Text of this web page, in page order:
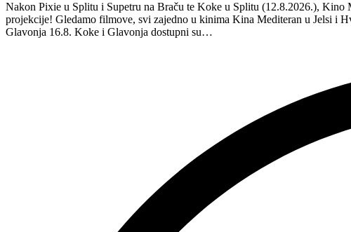
Nakon Pixie u Splitu i Supetru na Braču te Koke u Splitu (12.8.2026.), Kino
projekcije! Gledamo filmove, svi zajedno u kinima Kina Mediteran u Jelsi i
Glavonja 16.8. Koke i Glavonja dostupni su…